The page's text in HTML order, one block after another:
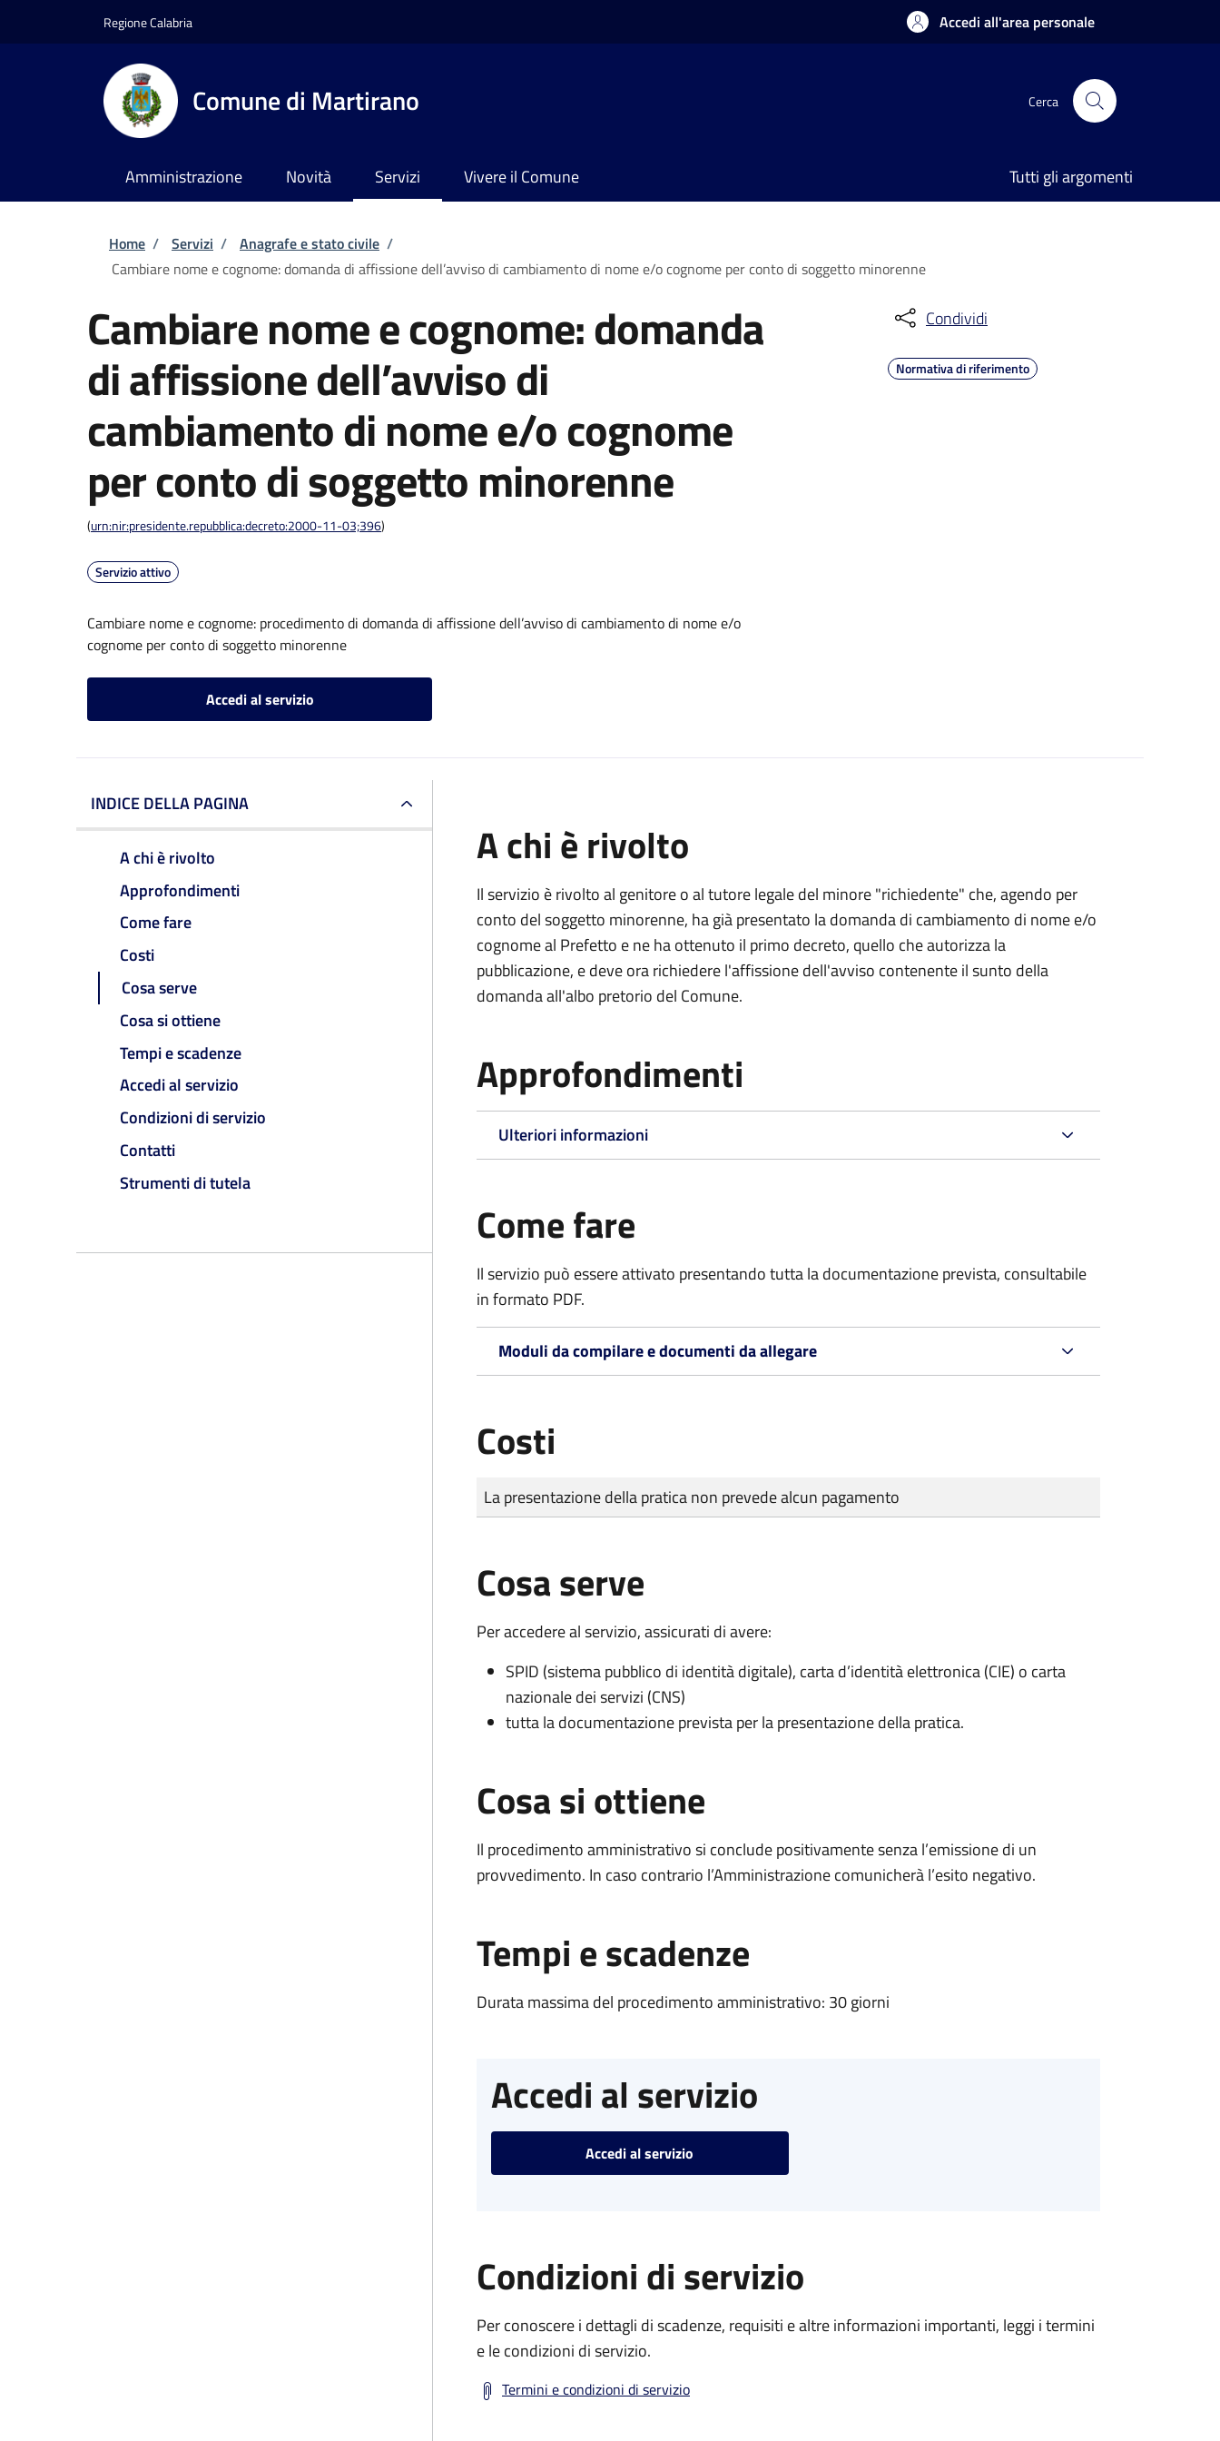
Regione Calabria Accedi all'area personale
Comune di Martirano Cerca
Amministrazione Novità Servizi Vivere il Comune Tutti gli argomenti
Briciole di pane
Home / Servizi / Anagrafe e stato civile /
Cambiare nome e cognome: domanda di affissione dell’avviso di cambiamento di nome e/o cognome per conto di soggetto minorenne
Cambiare nome e cognome: domanda
di affissione dell’avviso di
cambiamento di nome e/o cognome
per conto di soggetto minorenne
(urn:nir:presidente.repubblica:decreto:2000-11-03;396)
Servizio attivo
Cambiare nome e cognome: procedimento di domanda di affissione dell’avviso di cambiamento di nome e/o
cognome per conto di soggetto minorenne
Accedi al servizio
Condividi
Normativa di riferimento
INDICE DELLA PAGINA
A chi è rivolto
Approfondimenti
Come fare
Costi
Cosa serve
Cosa si ottiene
Tempi e scadenze
Accedi al servizio
Condizioni di servizio
Contatti
Strumenti di tutela
A chi è rivolto
Il servizio è rivolto al genitore o al tutore legale del minore "richiedente" che, agendo per
conto del soggetto minorenne, ha già presentato la domanda di cambiamento di nome e/o
cognome al Prefetto e ne ha ottenuto il primo decreto, quello che autorizza la
pubblicazione, e deve ora richiedere l'affissione dell'avviso contenente il sunto della
domanda all'albo pretorio del Comune.
Approfondimenti
Ulteriori informazioni
Come fare
Il servizio può essere attivato presentando tutta la documentazione prevista, consultabile
in formato PDF.
Moduli da compilare e documenti da allegare
Costi
Tipo di pagamento
Importo
La presentazione della pratica non prevede alcun pagamento
Cosa serve
Per accedere al servizio, assicurati di avere:
SPID (sistema pubblico di identità digitale), carta d’identità elettronica (CIE) o carta
nazionale dei servizi (CNS)
tutta la documentazione prevista per la presentazione della pratica.
Cosa si ottiene
Il procedimento amministrativo si conclude positivamente senza l’emissione di un
provvedimento. In caso contrario l’Amministrazione comunicherà l’esito negativo.
Tempi e scadenze
Durata massima del procedimento amministrativo: 30 giorni
Accedi al servizio
Accedi al servizio
Condizioni di servizio
Per conoscere i dettagli di scadenze, requisiti e altre informazioni importanti, leggi i termini
e le condizioni di servizio.
Termini e condizioni di servizio